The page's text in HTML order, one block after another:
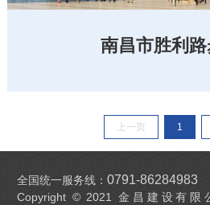
南昌市胜利
上一页 1
全国统一服务线： 0791-86284983
Copyright © 2021 金昌建设有限